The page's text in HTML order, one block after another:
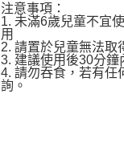
注意事項：
1. 未滿6歲兒童不宜
用
2. 請置於兒童無法取
3. 建議使用後30分鐘
4. 請勿吞食，若有任
詢。